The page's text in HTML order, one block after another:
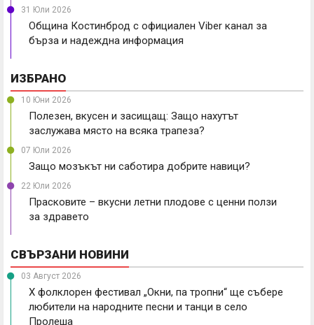
31 Юли 2026
Община Костинброд с официален Viber канал за
бърза и надеждна информация
ИЗБРАНО
10 Юни 2026
Полезен, вкусен и засищащ: Защо нахутът
заслужава място на всяка трапеза?
07 Юли 2026
Защо мозъкът ни саботира добрите навици?
22 Юли 2026
Прасковите – вкусни летни плодове с ценни ползи
за здравето
СВЪРЗАНИ НОВИНИ
03 Август 2026
X фолклорен фестивал „Окни, па тропни“ ще събере
любители на народните песни и танци в село
Пролеша